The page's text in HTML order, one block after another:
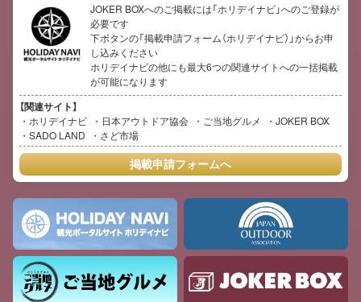
JOKER BOXへのご掲載には「ホリデイナビ」へのご登録が
必要です
下ボタンの「掲載申請フォーム（ホリデイナビ）」からお申
し込みください
ホリデイナビの他にも最大6つの関連サイトへの一括掲載
が可能になります
【関連サイト】
ホリデイナビ 日本アウトドア協会 ご当地グルメ
JOKER BOX
SADO LAND
さど市場
掲載申請フォームへ